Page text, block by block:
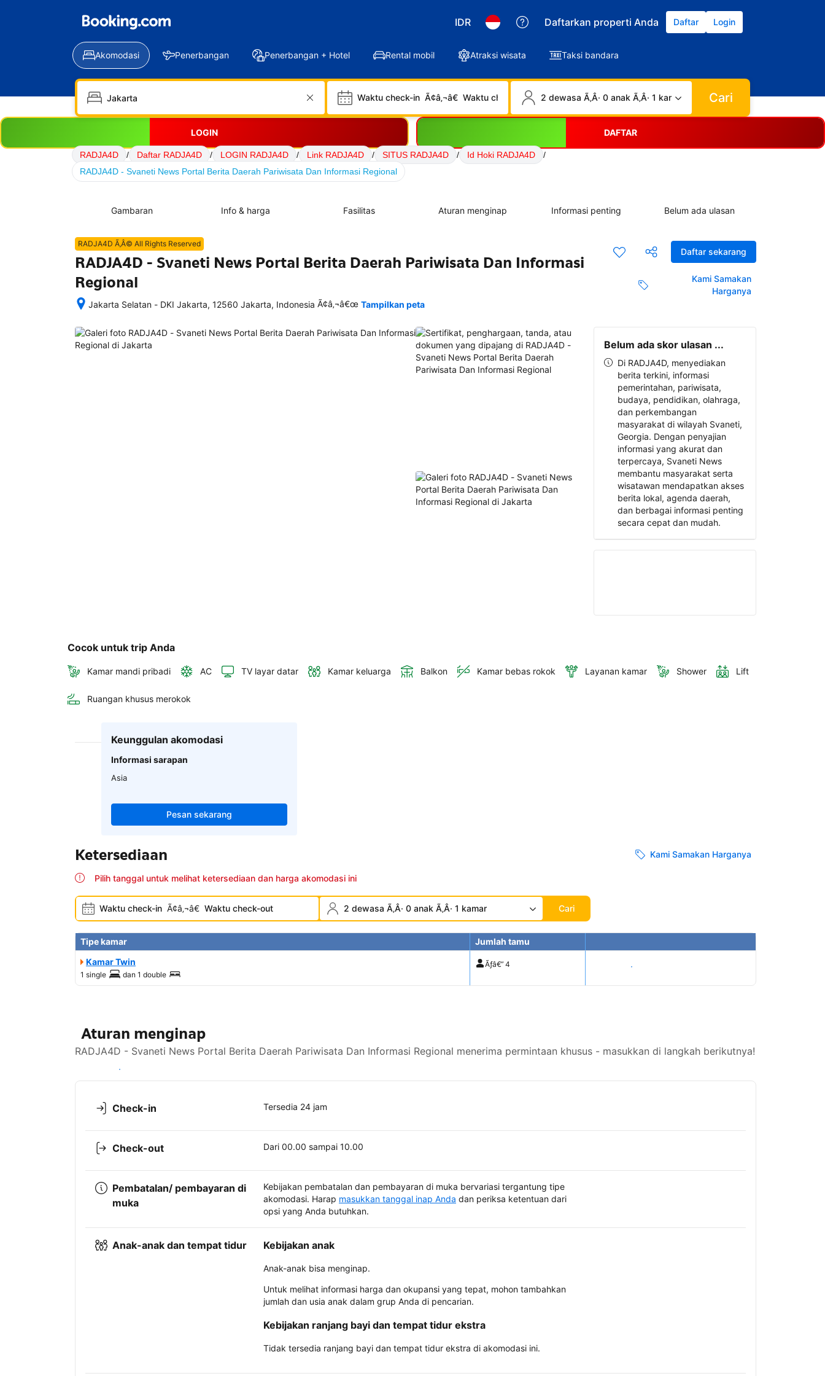
IDR Daftarkan properti Anda Daftar Login
Akomodasi Penerbangan Penerbangan + Hotel Rental mobil Atraksi wisata Taksi bandara
Waktu check-in Ã¢â‚¬â€ Waktu check-out 2 dewasa Ã‚Â· 0 anak Ã‚Â· 1 kamar Cari
LOGIN DAFTAR
RADJA4D / Daftar RADJA4D / LOGIN RADJA4D / Link RADJA4D / SITUS RADJA4D / Id Hoki RADJA4D
/
RADJA4D - Svaneti News Portal Berita Daerah Pariwisata Dan Informasi Regional
Gambaran Info & harga Fasilitas Aturan menginap Informasi penting Belum ada ulasan
Daftar sekarang
Kami Samakan
Harganya
RADJA4D Ã‚Â© All Rights Reserved
RADJA4D - Svaneti News Portal Berita Daerah Pariwisata Dan Informasi
Regional
Jakarta Selatan - DKI Jakarta, 12560 Jakarta, Indonesia
memesan,
semua
rincian
Ã¢â‚¬â€œ Tampilkan peta
Belum ada skor ulasan ...
Di RADJA4D, menyediakan
berita terkini, informasi
pemerintahan, pariwisata,
budaya, pendidikan, olahraga,
dan perkembangan
masyarakat di wilayah Svaneti,
Georgia. Dengan penyajian
informasi yang akurat dan
terpercaya, Svaneti News
membantu masyarakat serta
wisatawan mendapatkan akses
berita lokal, agenda daerah,
dan berbagai informasi penting
secara cepat dan mudah.
Cocok untuk trip Anda
Kamar mandi pribadi AC TV layar datar Kamar keluarga Balkon Kamar bebas rokok Layanan kamar Shower Lift
Ruangan khusus merokok
Keunggulan akomodasi
Informasi sarapan
Asia
Pesan sekarang
Ketersediaan Kami Samakan Harganya
Pilih tanggal untuk melihat ketersediaan dan harga akomodasi ini
Waktu check-in Ã¢â‚¬â€ Waktu check-out 2 dewasa Ã‚Â· 0 anak Ã‚Â· 1 kamar Cari
Tipe kamar
Jumlah tamu
Kamar Twin
1 single dan 1 double
Ãƒâ€” 4 Tampilkan harga
Aturan menginap
RADJA4D - Svaneti News Portal Berita Daerah Pariwisata Dan Informasi Regional menerima permintaan khusus - masukkan di langkah berikutnya!
Lihat ketersediaan
Check-in Tersedia 24 jam
Check-out Dari 00.00 sampai 10.00
Pembatalan/ pembayaran di
muka
Kebijakan pembatalan dan pembayaran di muka bervariasi tergantung tipe
akomodasi. Harap masukkan tanggal inap Anda dan periksa ketentuan dari
opsi yang Anda butuhkan.
Anak-anak dan tempat tidur Kebijakan anak
Anak-anak bisa menginap.
Untuk melihat informasi harga dan okupansi yang tepat, mohon tambahkan
jumlah dan usia anak dalam grup Anda di pencarian.
Kebijakan ranjang bayi dan tempat tidur ekstra
Tidak tersedia ranjang bayi dan tempat tidur ekstra di akomodasi ini.